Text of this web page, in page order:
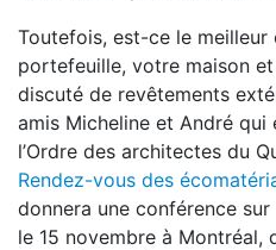
Toutefois, est-ce le
portefeuille, votre maison et
discuté de revêtements
amis Micheline et André qui
l’Ordre des architectes du
Rendez-vous des
donnera une conférence
le 15 novembre à Montréal,